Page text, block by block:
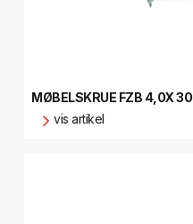
MØBELSKRUE FZB 4,0X 30
vis artikel